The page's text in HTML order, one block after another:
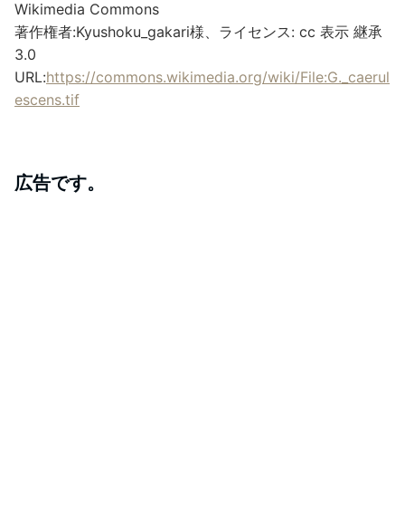
Wikimedia Commons
著作権者:Kyushoku_gakari様、ライセンス: cc 表示 継承
3.0
URL:https://commons.wikimedia.org/wiki/File:G._caerul
escens.tif
広告です。